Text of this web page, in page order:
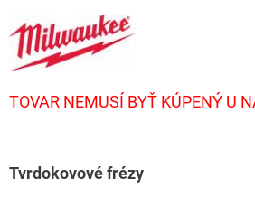
TOVAR NEMUSÍ BYŤ KÚPENÝ U
Tvrdokovové frézy